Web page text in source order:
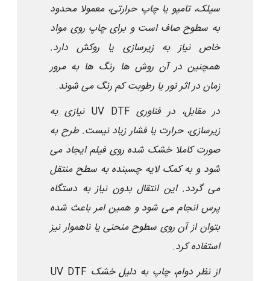
سیلک، تامپو یا چاپ حرارتی، معمولا محدود
به سطوح صاف است و برای چاپ روی مواد
خاص نیاز به زیرسازی یا روکش دارد.
همچنین در آن روش ها رنگ ها به مرور
زمان در اثر نور یا رطوبت کم رنگ می شوند.
در مقابل، در فناوریUV DTF
نیازی به
زیرسازی، حرارت یا فشار زیاد نیست. طرح به
صورت کاملا خشک شده روی فیلم ایجاد می
شود و به کمک لایه چسبنده به سطح منتقل
می گردد. این انتقال بدون نیاز به دستگاه
پرس انجام می شود و همین امر باعث شده
بتوان از آن روی سطوح منحنی یا ناهموار نیز
استفاده کرد.
از نظر دوام، چاپ UV DTFبه دلیل خشک